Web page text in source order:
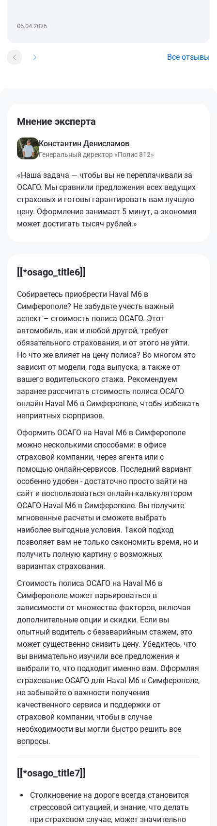
06.04.2026
Все отзывы
Мнение эксперта
Константин Денисламов
Генеральный директор «Полис 812»
«Наша задача — чтобы вы не переплачивали за
ОСАГО. Мы сравнили предложения всех ведущих
страховых и готовы гарантировать вам лучшую
цену. Оформление занимает 5 минут, а экономия
может достигать тысяч рублей.»
[[*osago_title6]]
Собираетесь приобрести Haval M6 в
Симферополе? Не забудьте учесть важный
аспект – стоимость полиса ОСАГО. Этот
автомобиль, как и любой другой, требует
обязательного страхования, и от этого не уйти.
Но что же влияет на цену полиса? Во многом это
зависит от модели, года выпуска, а также от
вашего водительского стажа. Рекомендуем
заранее рассчитать стоимость полиса ОСАГО
онлайн Haval M6 в Симферополе, чтобы избежать
неприятных сюрпризов.
Оформить ОСАГО на Haval M6 в Симферополе
можно несколькими способами: в офисе
страховой компании, через агента или с
помощью онлайн-сервисов. Последний вариант
особенно удобен - достаточно просто зайти на
сайт и воспользоваться онлайн-калькулятором
ОСАГО Haval M6 в Симферополе. Вы получите
мгновенные расчеты и сможете выбрать
наиболее выгодные условия. Такой подход
позволяет вам не только сэкономить время, но и
получить полную картину о возможных
вариантах страхования.
Стоимость полиса ОСАГО на Haval M6 в
Симферополе может варьироваться в
зависимости от множества факторов, включая
дополнительные опции и скидки. Если вы
опытный водитель с безаварийным стажем, это
может существенно снизить цену. Убедитесь, что
вы внимательно изучили все предложения и
выбрали то, что подходит именно вам. Оформляя
страхование ОСАГО для Haval M6 в Симферополе,
не забывайте о важности получения
качественного сервиса и поддержки от
страховой компании, чтобы в случае
необходимости вы могли быстро решить все
вопросы.
[[*osago_title7]]
Столкновение на дороге всегда становится
стрессовой ситуацией, и знание, что делать
при страховом случае, может значительно